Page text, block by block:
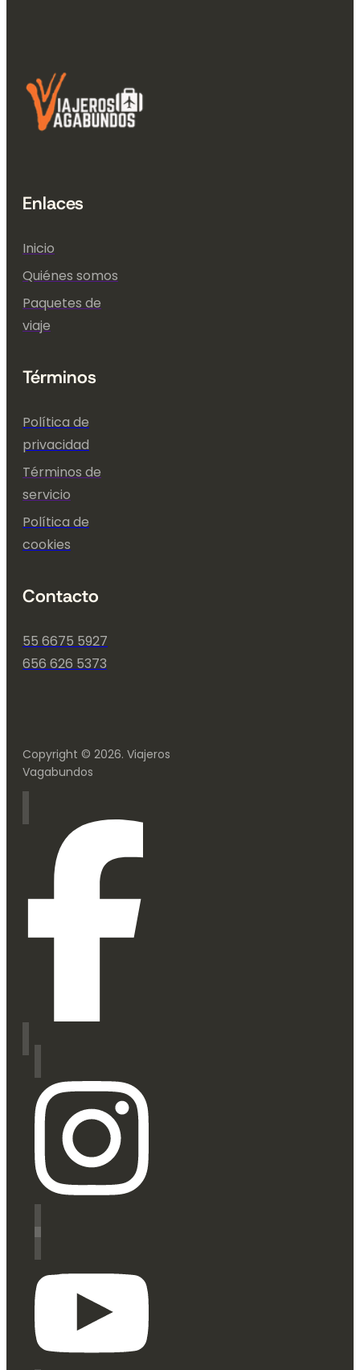
Enlaces
Inicio
Quiénes somos
Paquetes de
viaje
Términos
Política de
privacidad
Términos de
servicio
Política de
cookies
Contacto
55 6675 5927
656 626 5373
Copyright © 2026. Viajeros
Vagabundos